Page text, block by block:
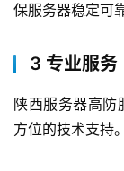
保服务器稳定可靠
3 专业服务
陕西服务器高
方位的技术支持。